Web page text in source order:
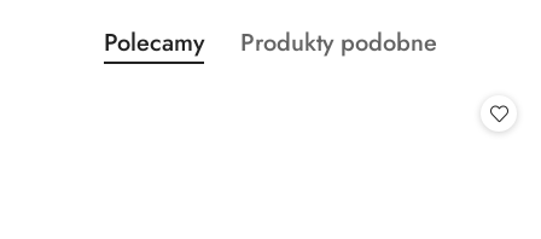
Pomiń karuzelę produktów
Produkty
o
Polecamy
Produkty
Produkty podobne